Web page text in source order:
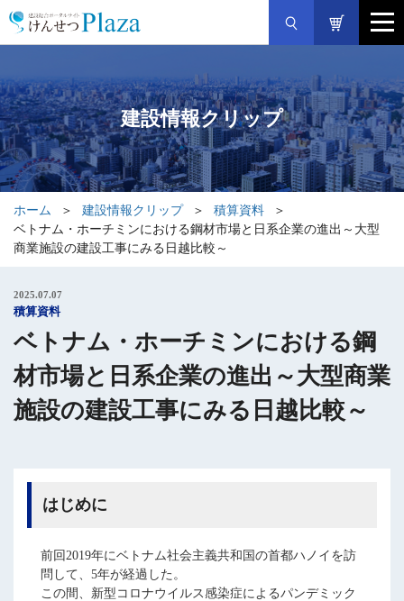
建設情報クリップ
ホーム 建設情報クリップ
積算資料
ベトナム・ホーチミンにおける鋼材市場と日系企業の進出～大型
商業施設の建設工事にみる日越比較～
2025.07.07
積算資料
ベトナム・ホーチミンにおける鋼
材市場と日系企業の進出～大型商業
施設の建設工事にみる日越比較～
はじめに
前回2019年にベトナム社会主義共和国の首都ハノイを訪
問して、5年が経過した。
この間、新型コロナウイルス感染症によるパンデミック